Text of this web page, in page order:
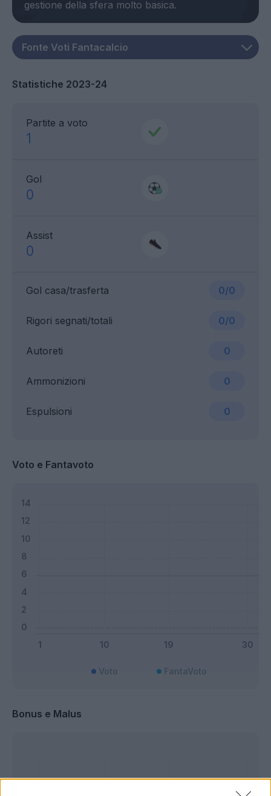
Statistiche 2023-24
Partite a voto
1
Gol
0
Assist
0
Gol casa/trasferta 0/0
Ammonizioni 0
Rigori segnati/totali 0/0
Espulsioni 0
Autoreti 0
Voto e Fantavoto
Voto FantaVoto
Bonus e Malus